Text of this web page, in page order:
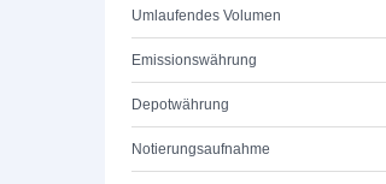
Umlaufendes Volumen
Emissionswährung
Depotwährung
Notierungsaufnahme